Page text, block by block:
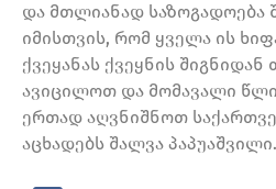
და მთლიანად საზოგადოება
იმისთვის, რომ ყველა ის
ქვეყანას ქვეყნის
ავიცილოთ და მომავალი
ერთად აღვნიშნოთ
აცხადებს შალვა პაპუაშვილი.